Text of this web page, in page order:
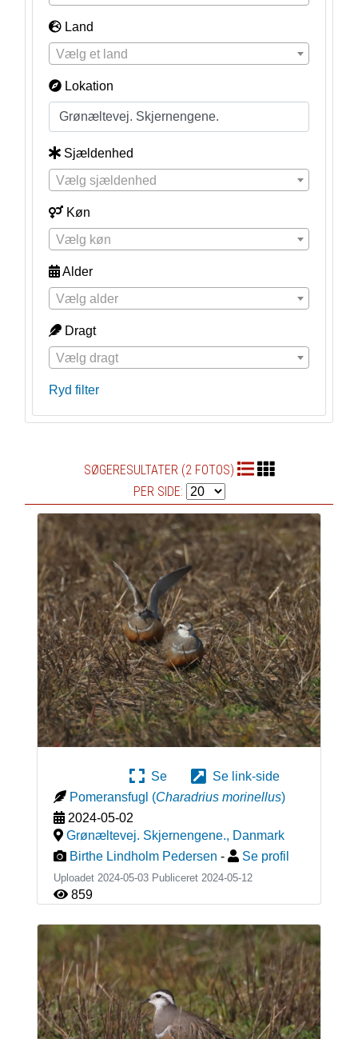
Land
Vælg et land
Lokation
Sjældenhed
Vælg sjældenhed
Køn
Vælg køn
Alder
Vælg alder
Dragt
Vælg dragt
Ryd filter
SØGERESULTATER (2 FOTOS)
PER SIDE:
Se
Se link-side
Pomeransfugl (Charadrius morinellus)
2024-05-02
Grønæltevej. Skjernengene., Danmark
Birthe Lindholm Pedersen - Se profil
Uploadet 2024-05-03 Publiceret 2024-05-12
859